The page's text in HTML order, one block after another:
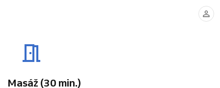
Masáž (30 min.)